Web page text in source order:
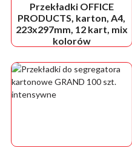
Przekładki OFFICE
PRODUCTS, karton, A4,
223x297mm, 12 kart, mix
kolorów